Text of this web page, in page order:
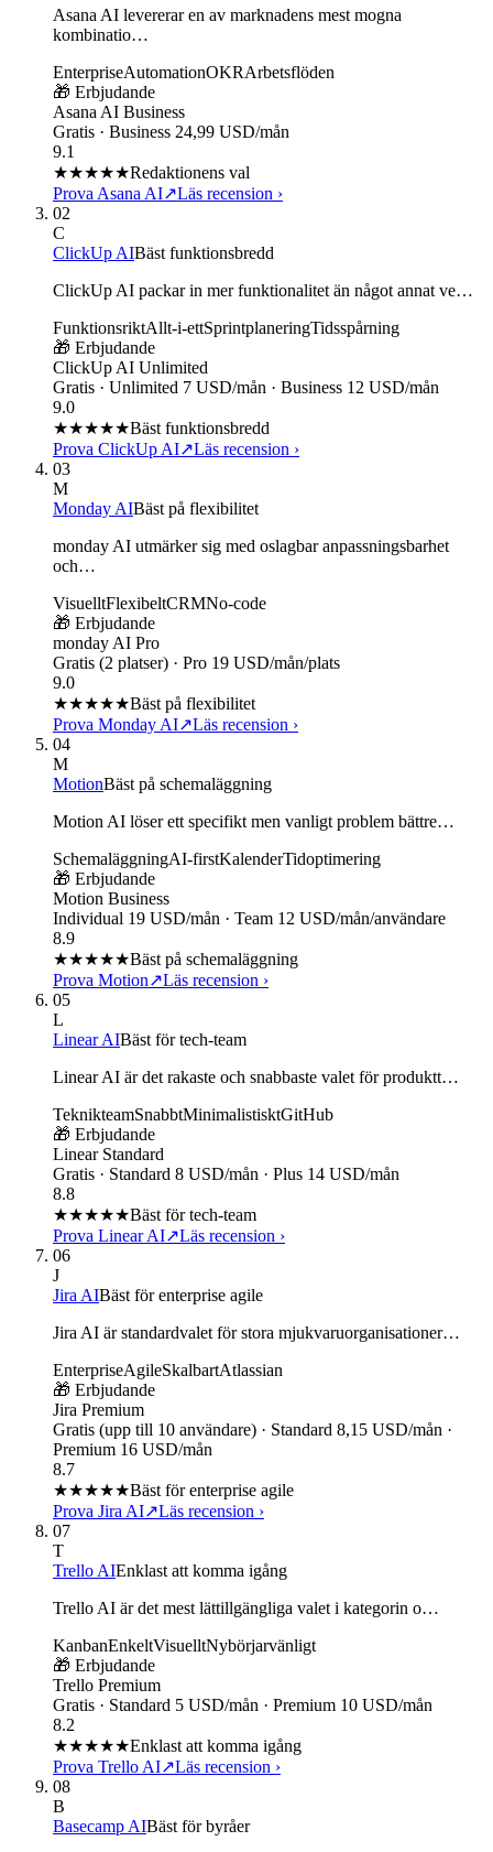
Asana AI levererar en av marknadens mest mogna
kombinatio…
EnterpriseAutomationOKRArbetsflöden
🎁 Erbjudande
Asana AI Business
Gratis · Business 24,99 USD/mån
9.1
★★★★★Redaktionens val
Prova Asana AI↗Läs recension ›
02
C
ClickUp AIBäst funktionsbredd
ClickUp AI packar in mer funktionalitet än något annat ve…
FunktionsriktAllt-i-ettSprintplaneringTidsspårning
🎁 Erbjudande
ClickUp AI Unlimited
Gratis · Unlimited 7 USD/mån · Business 12 USD/mån
9.0
★★★★★Bäst funktionsbredd
Prova ClickUp AI↗Läs recension ›
03
M
Monday AIBäst på flexibilitet
monday AI utmärker sig med oslagbar anpassningsbarhet
och…
VisuelltFlexibeltCRMNo-code
🎁 Erbjudande
monday AI Pro
Gratis (2 platser) · Pro 19 USD/mån/plats
9.0
★★★★★Bäst på flexibilitet
Prova Monday AI↗Läs recension ›
04
M
MotionBäst på schemaläggning
Motion AI löser ett specifikt men vanligt problem bättre…
SchemaläggningAI-firstKalenderTidoptimering
🎁 Erbjudande
Motion Business
Individual 19 USD/mån · Team 12 USD/mån/användare
8.9
★★★★★Bäst på schemaläggning
Prova Motion↗Läs recension ›
05
L
Linear AIBäst för tech-team
Linear AI är det rakaste och snabbaste valet för produktt…
TeknikteamSnabbtMinimalistisktGitHub
🎁 Erbjudande
Linear Standard
Gratis · Standard 8 USD/mån · Plus 14 USD/mån
8.8
★★★★★Bäst för tech-team
Prova Linear AI↗Läs recension ›
06
J
Jira AIBäst för enterprise agile
Jira AI är standardvalet för stora mjukvaruorganisationer…
EnterpriseAgileSkalbartAtlassian
🎁 Erbjudande
Jira Premium
Gratis (upp till 10 användare) · Standard 8,15 USD/mån ·
Premium 16 USD/mån
8.7
★★★★★Bäst för enterprise agile
Prova Jira AI↗Läs recension ›
07
T
Trello AIEnklast att komma igång
Trello AI är det mest lättillgängliga valet i kategorin o…
KanbanEnkeltVisuelltNybörjarvänligt
🎁 Erbjudande
Trello Premium
Gratis · Standard 5 USD/mån · Premium 10 USD/mån
8.2
★★★★★Enklast att komma igång
Prova Trello AI↗Läs recension ›
08
B
Basecamp AIBäst för byråer